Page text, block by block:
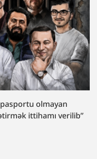
pasportu olmayan
ittihamı verilib”